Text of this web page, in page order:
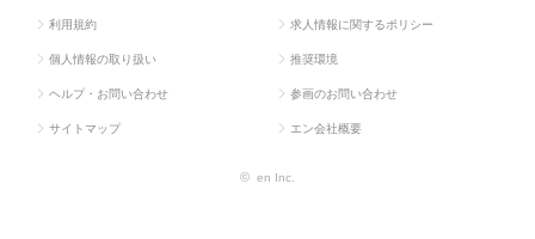
利用規約 求人情報に関するポリシー
個人情報の取り扱い 推奨環境
ヘルプ・お問い合わせ 参画のお問い合わせ
サイトマップ エン会社概要
© en Inc.